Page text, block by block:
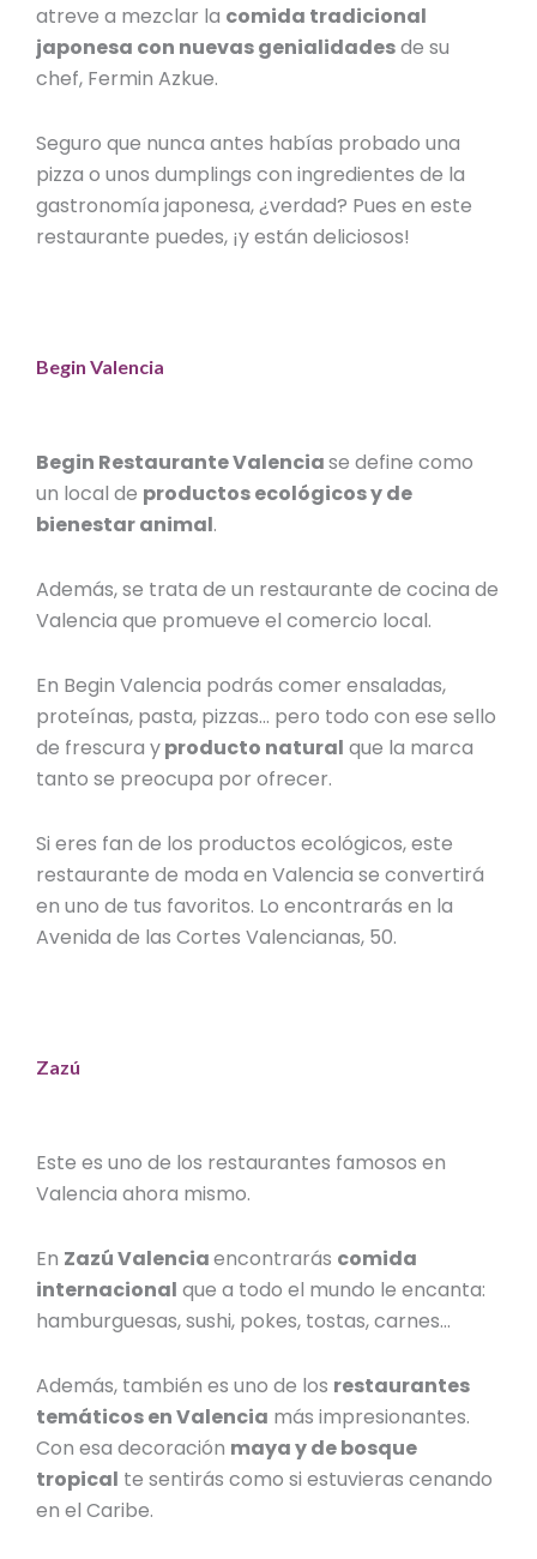
atreve a mezclar la comida tradicional
japonesa con nuevas genialidadesde su
chef, Fermin Azkue.
Seguro que nunca antes habías probado una
pizza o unos dumplings con ingredientes de la
gastronomía japonesa, ¿verdad? Pues en este
restaurante puedes, ¡y están deliciosos!
Begin Valencia
Begin Restaurante Valenciase define como
un local de productos ecológicos y de
bienestar animal.
Además, se trata de un restaurante de cocina de
Valenciaque promueve el comercio local.
En Begin Valencia podrás comer ensaladas,
proteínas, pasta, pizzas… pero todo con ese sello
de frescura yproducto natural que la marca
tanto se preocupa por ofrecer.
Si eres fan de los productos ecológicos, este
restaurante de moda en Valencia se convertirá
en uno de tus favoritos. Lo encontrarás en la
Avenida de las Cortes Valencianas, 50.
Zazú
Este es uno de los restaurantes famosos en
Valenciaahora mismo.
En Zazú Valenciaencontrarás comida
internacional que a todo el mundo le encanta:
hamburguesas, sushi, pokes, tostas, carnes…
Además, también es uno de los restaurantes
temáticos en Valencia más impresionantes.
Con esa decoración maya y de bosque
tropical te sentirás como si estuvieras cenando
en el Caribe.